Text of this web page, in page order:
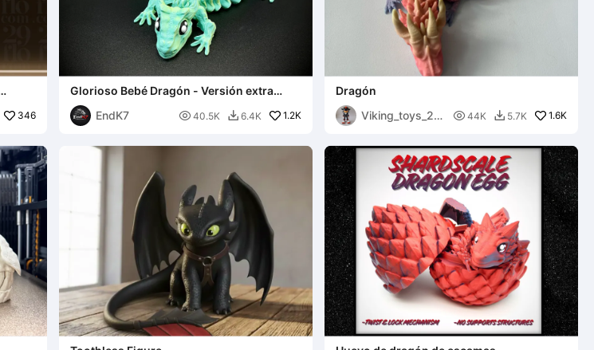
346
Glorioso Bebé Dragón - Versión extra
larga
EndK7
 40.5K  6.4K 1.2K
Dragón
Viking_toys_20
 44K  5.7K 1.6K